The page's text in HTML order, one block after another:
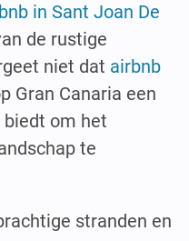
in Sant Joan De
de rustige
niet dat airbnb
Gran Canaria een
om het
te
stranden en